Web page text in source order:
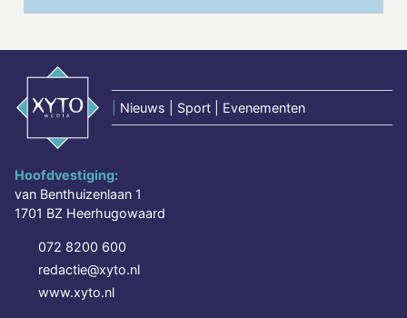
Nieuws | Sport | Evenementen
Hoofdvestiging:
van Benthuizenlaan 1
1701 BZ Heerhugowaard
072 8200 600
redactie@xyto.nl
www.xyto.nl